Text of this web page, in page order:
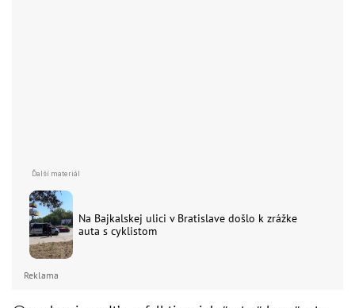
Na Bajkalskej ulici v Bratislave došlo k zrážke
auta s cyklistom
Reklama